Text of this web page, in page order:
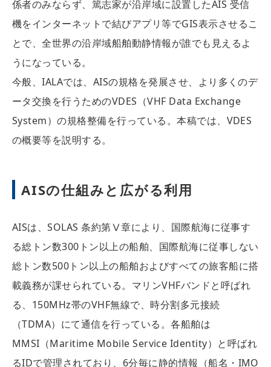
係者のみならず、篤志家が沿岸域に設置したAIS 受信
機をインターネットで結びアプリ等でGIS表示させるこ
とで、全世界の沿岸域船舶動静情報が誰でも見えるよ
うになっている。
今般、IALAでは、AISの規格を発展させ、より多くのデ
ータ交換を行うためのVDES（VHF Data Exchange
System）の規格整備を行っている。本稿では、VDES
の概要等を説明する。
AISの仕組みと広がる利用
AISは、SOLAS 条約第Ⅴ章により、国際航海に従事す
る総トン数300トン以上の船舶、国際航海に従事しない
総トン数500トン以上の船舶およびすべての旅客船に搭
載義務が課せられている。マリンVHFバンドと呼ばれ
る、150MHz帯のVHF無線で、時分割多元接続
（TDMA）にて通信を行っている。各船舶は
MMSI（Maritime Mobile Service Identity）と呼ばれ
るIDで管理されており、6分毎に静的情報（船名・IMO